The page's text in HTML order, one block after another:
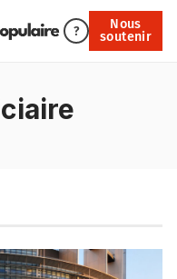
?
Nous
soutenir